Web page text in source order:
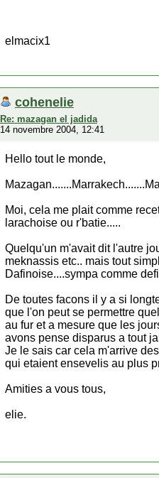
elmacix1
cohenelie
Re: mazagan el jadida
14 novembre 2004, 12:41
Hello tout le monde,
Moi, cela me plait comme
larachoise ou r'batie.....
Quelqu'un m'avait dit l'autre
meknassis etc.. mais tout
Dafinoise....sympa comme
De toutes facons il y a si
que l'on peut se permettre
au fur et a mesure que les
avons pense disparus a tout
Je le sais car cela m'arrive
qui etaient ensevelis au plus
Amities a vous tous,
elie.